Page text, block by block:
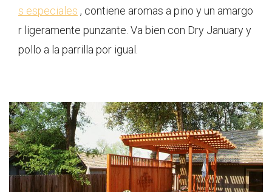
s especiales , contiene aromas a pino y un amargo
r ligeramente punzante. Va bien con Dry January y
pollo a la parrilla por igual.